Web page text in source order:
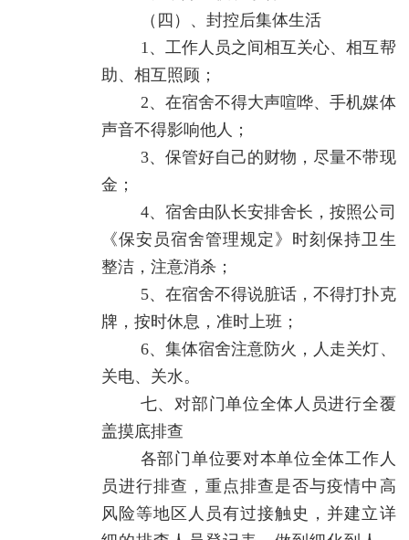
（四）、封控后集体生活
1、工作人员之间相互关心、相互帮
助、相互照顾；
2、在宿舍不得大声喧哗、手机媒体
声音不得影响他人；
3、保管好自己的财物，尽量不带现
金；
4、宿舍由队长安排舍长，按照公司
《保安员宿舍管理规定》时刻保持卫生
整洁，注意消杀；
5、在宿舍不得说脏话，不得打扑克
牌，按时休息，准时上班；
6、集体宿舍注意防火，人走关灯、
关电、关水。
七、对部门单位全体人员进行全覆
盖摸底排查
各部门单位要对本单位全体工作人
员进行排查，重点排查是否与疫情中高
风险等地区人员有过接触史，并建立详